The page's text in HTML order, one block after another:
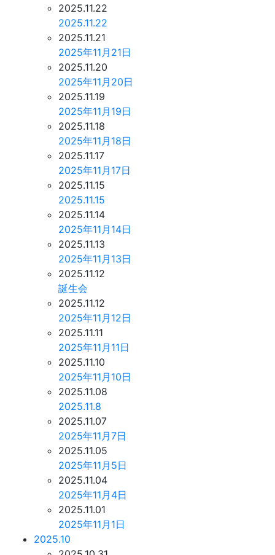
2025.11.22
2025.11.22
2025.11.21
2025年11月21日
2025.11.20
2025年11月20日
2025.11.19
2025年11月19日
2025.11.18
2025年11月18日
2025.11.17
2025年11月17日
2025.11.15
2025.11.15
2025.11.14
2025年11月14日
2025.11.13
2025年11月13日
2025.11.12
誕生会
2025.11.12
2025年11月12日
2025.11.11
2025年11月11日
2025.11.10
2025年11月10日
2025.11.08
2025.11.8
2025.11.07
2025年11月7日
2025.11.05
2025年11月5日
2025.11.04
2025年11月4日
2025.11.01
2025年11月1日
2025.10